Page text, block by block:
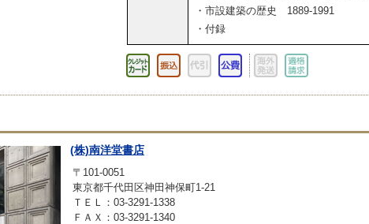
・市設建築の歴史 1889-1991
・付録
(株)南洋堂書店
〒101-0051
東京都千代田区神田神保町1-21
ＴＥＬ：03-3291-1338
ＦＡＸ：03-3291-1340